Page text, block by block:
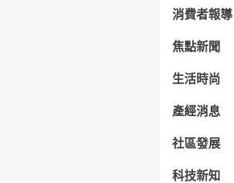
消費者報導
焦點新聞
生活時尚
產經消息
社區發展
科技新知